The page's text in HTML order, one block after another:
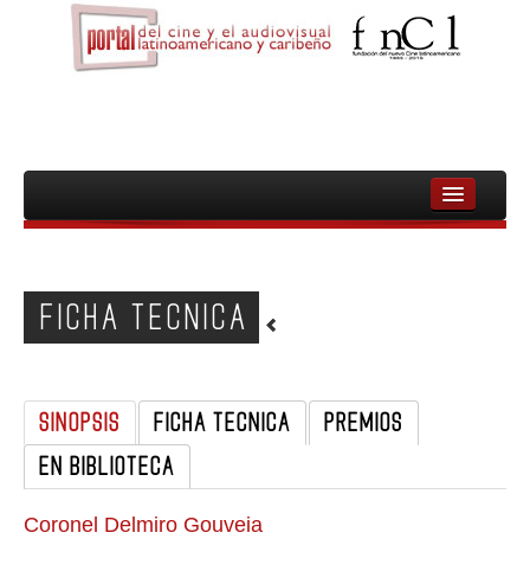
INICIO
PELICULAS
DOCUMENTALES
MUJERES
AUDIOVISUAL INDIGENA Y COMUNITARIO
FICHA TECNICA
SINOPSIS FICHA TECNICA
PREMIOS
EN BIBLIOTECA
Coronel Delmiro Gouveia